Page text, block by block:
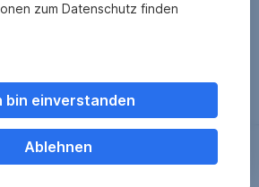
zum Datenschutz finden
bin einverstanden
Ablehnen